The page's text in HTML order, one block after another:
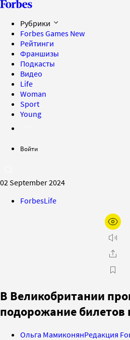
Рубрики
Forbes Games New
Рейтинги
Франшизы
Подкасты
Видео
Life
Woman
Sport
Young
Войти
02 September 2024
ForbesLife
В Великобритании
подорожание билетов
Ольга МамиконянРедакция